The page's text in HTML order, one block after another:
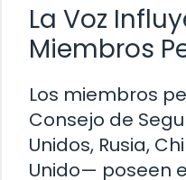
La Voz
Miembros
Los miembros
Consejo de
Unidos, Rusia,
Unido— poseen